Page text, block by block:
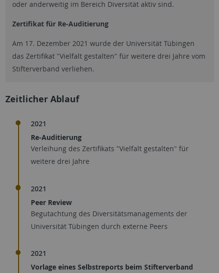
oder anderweitig im Bereich Diversität aktiv sind.
Zertifikat für Re-Auditierung
Am 17. Dezember 2021 wurde der Universität Tübingen
das Zertifikat "Vielfalt gestalten" für weitere drei Jahre vom
Stifterverband verliehen.
Zeitlicher Ablauf
2021
Re-Auditierung
Verleihung des Zertifikats "Vielfalt gestalten" für
weitere drei Jahre
2021
Peer Review
Begutachtung des Diversitätsmanagements der
Universität Tübingen durch externe Peers
2021
Vorlage eines Selbstreports beim Stifterverband